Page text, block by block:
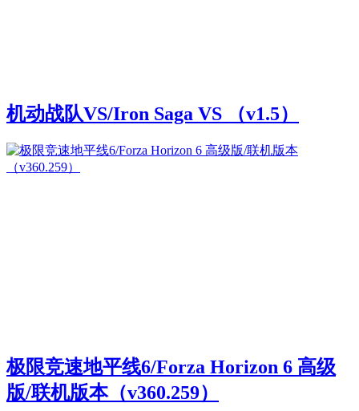
机动战队VS/Iron Saga VS （v1.5）
极限竞速地平线6/Forza Horizon 6 高级
版/联机版本（v360.259）